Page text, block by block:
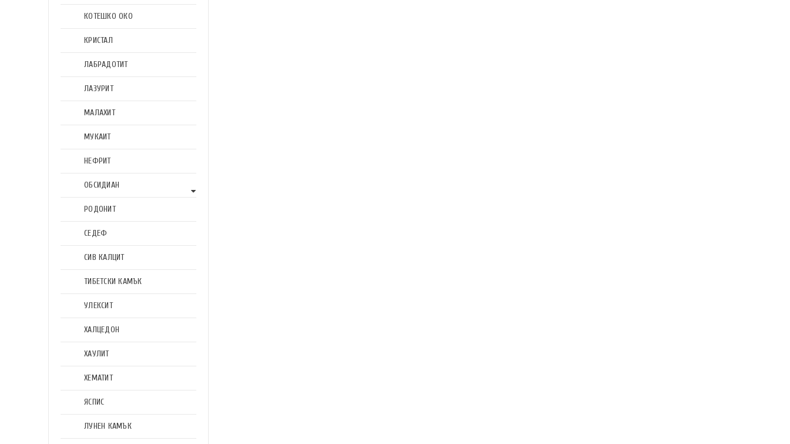
КОТЕШКО ОКО
КРИСТАЛ
ЛАБРАДОТИТ
ЛАЗУРИТ
МАЛАХИТ
МУКАИТ
НЕФРИТ
ОБСИДИАН
РОДОНИТ
СЕДЕФ
СИВ КАЛЦИТ
ТИБЕТСКИ КАМЪК
УЛЕКСИТ
ХАЛЦЕДОН
ХАУЛИТ
ХЕМАТИТ
ЯСПИС
ЛУНЕН КАМЪК